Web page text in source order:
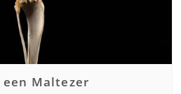
Maltezer